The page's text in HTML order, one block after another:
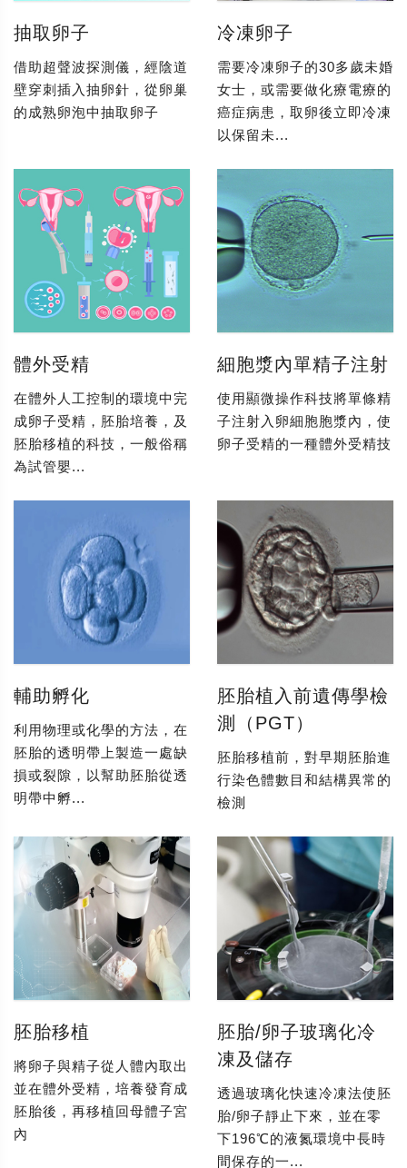
抽取卵子
借助超聲波探測儀，經陰道
壁穿刺插入抽卵針，從卵巢
的成熟卵泡中抽取卵子
冷凍卵子
需要冷凍卵子的30多歲未婚
女士，或需要做化療電療的
癌症病患，取卵後立即冷凍
以保留未...
體外受精
在體外人工控制的環境中完
成卵子受精，胚胎培養，及
胚胎移植的科技，一般俗稱
為試管嬰...
細胞漿內單精子注射
使用顯微操作科技將單條精
子注射入卵細胞胞漿內，使
卵子受精的一種體外受精技
輔助孵化
利用物理或化學的方法，在
胚胎的透明帶上製造一處缺
損或裂隙，以幫助胚胎從透
明帶中孵...
胚胎植入前遺傳學檢
測（PGT）
胚胎移植前，對早期胚胎進
行染色體數目和結構異常的
檢測
胚胎移植
將卵子與精子從人體內取出
並在體外受精，培養發育成
胚胎後，再移植回母體子宮
內
胚胎/卵子玻璃化冷
凍及儲存
透過玻璃化快速冷凍法使胚
胎/卵子靜止下來，並在零
下196℃的液氮環境中長時
間保存的一...